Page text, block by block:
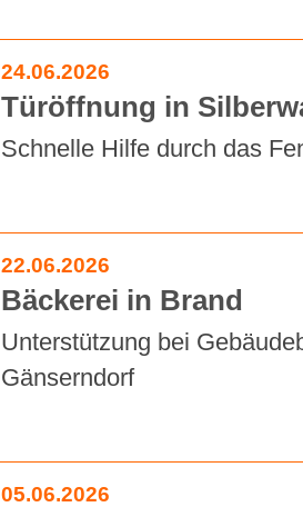
24.06.2026
Türöffnung in
Schnelle Hilfe durch das
22.06.2026
Bäckerei in Brand
Unterstützung bei
Gänserndorf
05.06.2026